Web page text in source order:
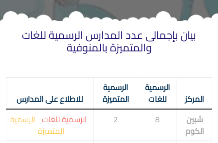
بيان بإجمالى عدد المدارس الرسمية للغات
والمتميزة بالمنوفية
المركز
الرسمية
للغات
الرسمية
المتميزة
للاطلاع على المدارس
شبين
الكوم
8
2 الرسمية للغات الرسمية
المتميزة